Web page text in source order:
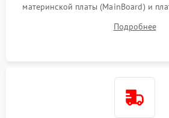
материнской платы (MainBoard) и
Проверка надежности фиксации и
Подробнее